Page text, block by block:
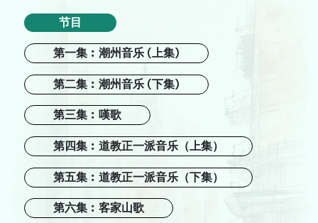
舞蹈
中国戏曲
跨媒体艺术
戏剧
合家欢
艺在指尺
节目
第一集︰潮州音乐 (上集)
第二集︰潮州音乐 (下集)
第三集︰嘆歌
第四集︰道教正一派音乐（上集）
第五集︰道教正一派音乐（下集）
第六集︰客家山歌